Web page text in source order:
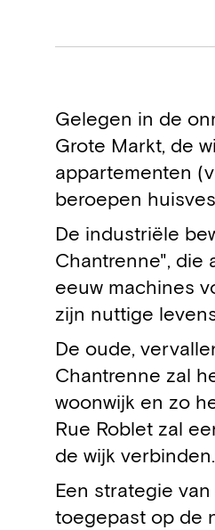
Gelegen in de
Grote Markt, de
appartementen
beroepen
De industriële
Chantrenne", die
eeuw machines
zijn nuttige
De oude,
Chantrenne zal
woonwijk en zo
Rue Roblet zal
de wijk verbinden.
Een strategie
toegepast op de